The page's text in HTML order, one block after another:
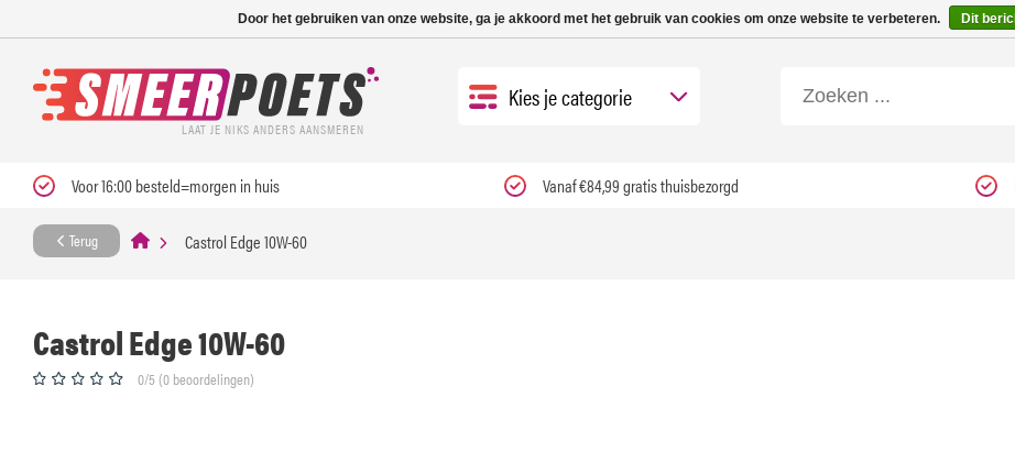
Nieuwe levertijd: 1 tot 3 werkdagen | Nu 25% korting op gehele assortiment Carfume met
LAAT JE NIKS ANDERS AANSMEREN
Kies je categorie
Voor 16:00 besteld=morgen in huis Vanaf €84,99 gratis thuisbezorgd
Terug Castrol Edge 10W-60
Castrol Edge 10W-60
0/5 (0 beoordelingen)
Door het gebruiken van onze website, ga je akkoord met het gebruik van cookies om onze website te verbeteren. Dit